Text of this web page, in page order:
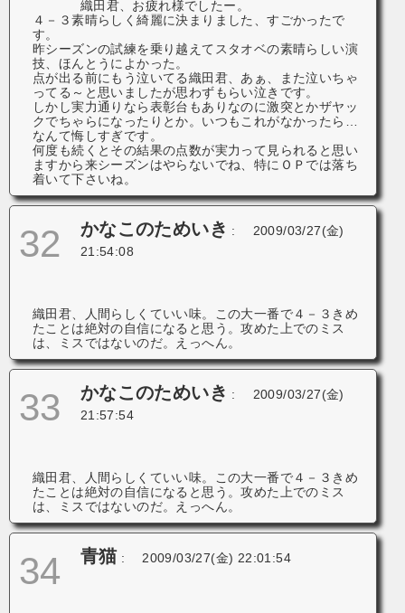
織田君、お疲れ様でしたー。
４－３素晴らしく綺麗に決まりました、すごかったで
す。
昨シーズンの試練を乗り越えてスタオベの素晴らしい演
技、ほんとうによかった。
点が出る前にもう泣いてる織田君、あぁ、また泣いちゃ
ってる～と思いましたが思わずもらい泣きです。
しかし実力通りなら表彰台もありなのに激突とかザヤッ
クでちゃらになったりとか。いつもこれがなかったら…
なんて悔しすぎです。
何度も続くとその結果の点数が実力って見られると思い
ますから来シーズンはやらないでね、特にＯＰでは落ち
着いて下さいね。
32 かなこのためいき :
2009/03/27(金)
21:54:08
織田君、人間らしくていい味。この大一番で４－３きめ
たことは絶対の自信になると思う。攻めた上でのミス
は、ミスではないのだ。えっへん。
33 かなこのためいき :
2009/03/27(金)
21:57:54
織田君、人間らしくていい味。この大一番で４－３きめ
たことは絶対の自信になると思う。攻めた上でのミス
は、ミスではないのだ。えっへん。
34 青猫 : 2009/03/27(金) 22:01:54